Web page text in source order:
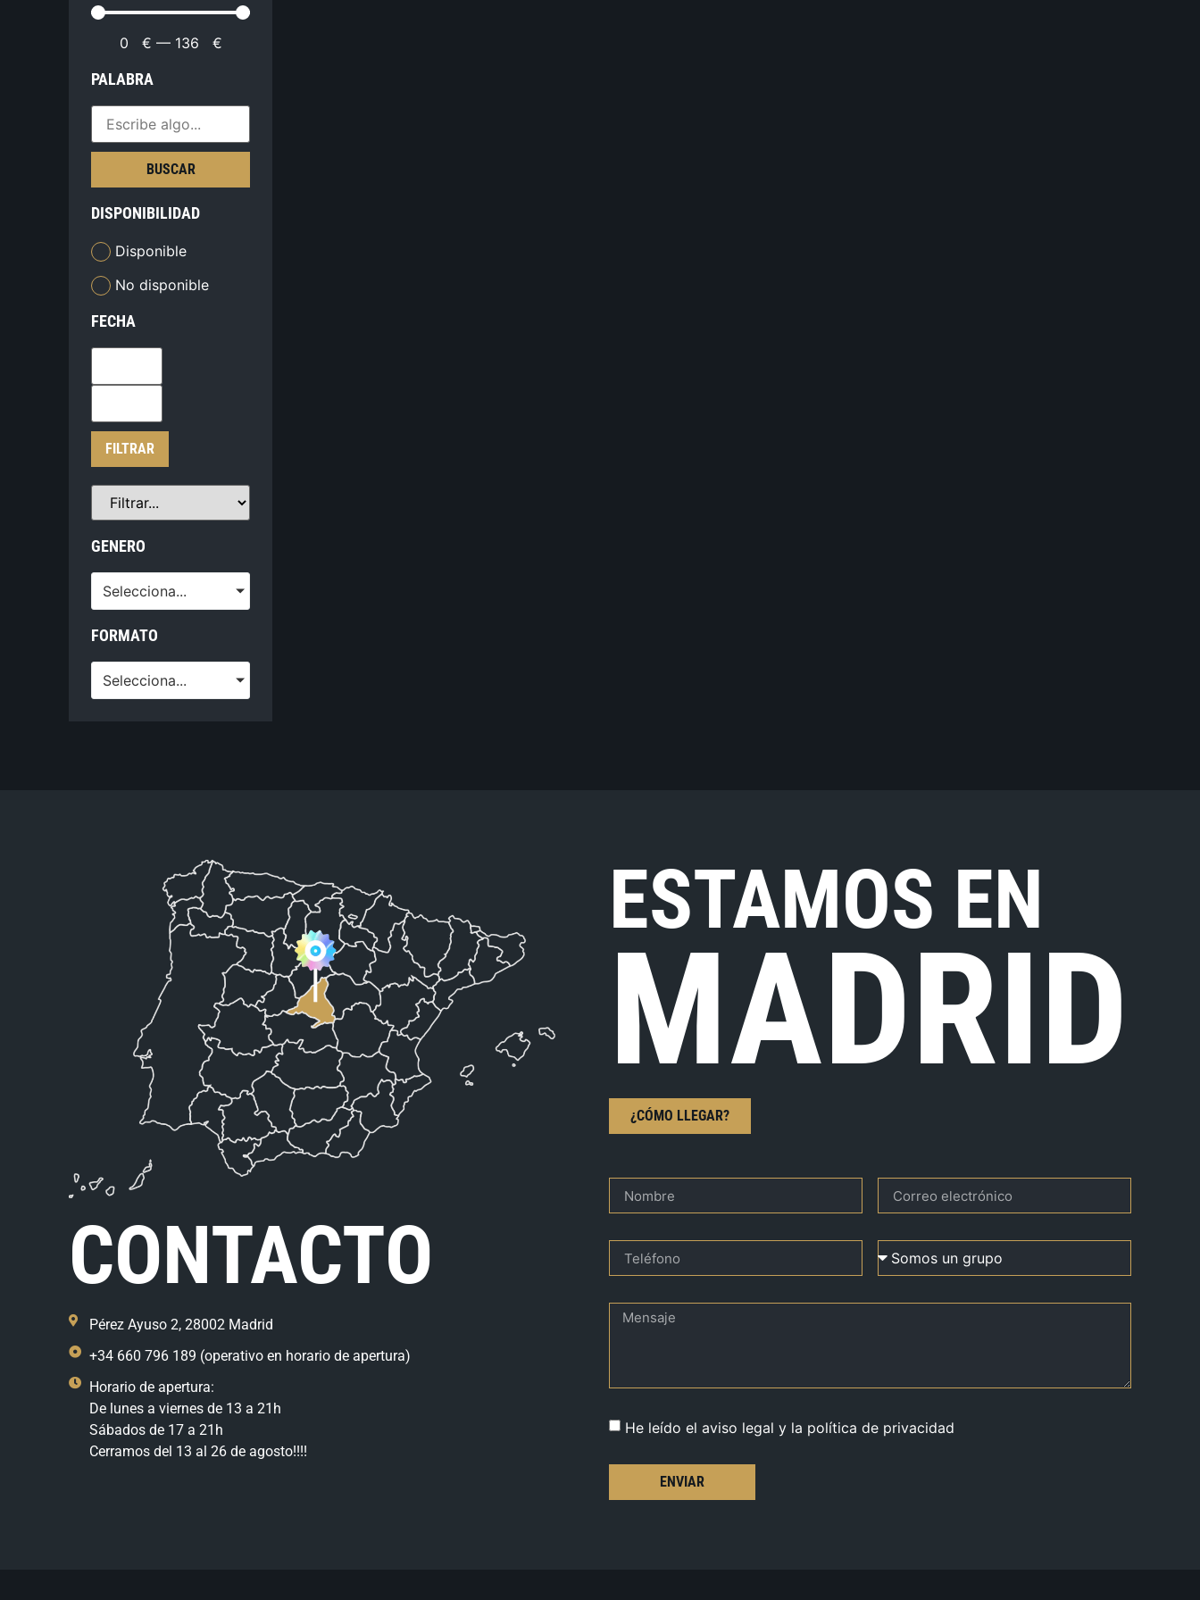
0 € — 136 €
PALABRA
BUSCAR
DISPONIBILIDAD
Disponible
No disponible
FECHA
FILTRAR
GENERO
Selecciona...
FORMATO
Selecciona...
CONTACTO
Pérez Ayuso 2, 28002 Madrid
+34 660 796 189 (operativo en horario de apertura)
Horario de apertura:
De lunes a viernes de 13 a 21h
Sábados de 17 a 21h
Cerramos del 13 al 26 de agosto!!!!
ESTAMOS EN
MADRID
¿CÓMO LLEGAR?
He leído el aviso legal y la política de privacidad
ENVIAR